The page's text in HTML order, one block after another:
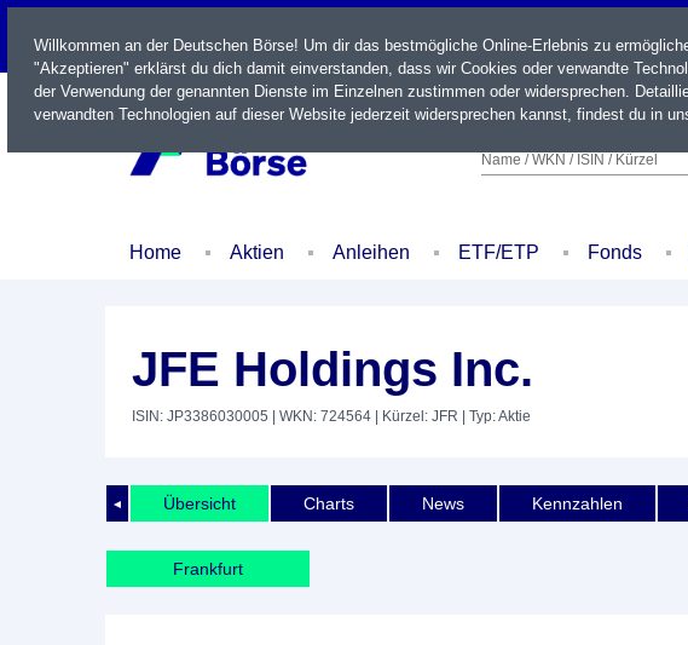
LIVE
Name / WKN / ISIN / Kürzel
Home Aktien Anleihen ETF/ETP Fonds
JFE Holdings Inc.
ISIN: JP3386030005 | WKN: 724564 | Kürzel: JFR | Typ: Aktie
◄ Übersicht Charts News Kennzahlen
Frankfurt
Willkommen an der Deutschen Börse! Um dir das bestmögliche Online-Erlebnis zu
"Akzeptieren" erklärst du dich damit einverstanden, dass wir Cookies oder verwandte
der Verwendung der genannten Dienste im Einzelnen zustimmen oder widersprechen.
verwandten Technologien auf dieser Website jederzeit widersprechen kannst, findest du in